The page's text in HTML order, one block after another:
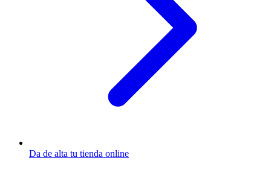
Da de alta tu tienda online